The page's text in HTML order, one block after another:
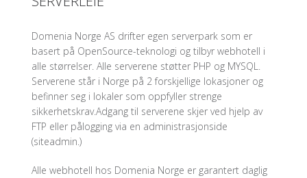
Domenia Norge AS drifter egen serverpark som er
basert på OpenSource-teknologi og tilbyr webhotell i
alle størrelser. Alle serverene støtter PHP og MYSQL.
Serverene står i Norge på 2 forskjellige lokasjoner og
befinner seg i lokaler som oppfyller strenge
sikkerhetskrav.Adgang til serverene skjer ved hjelp av
FTP eller pålogging via en administrasjonside
(siteadmin.)
Alle webhotell hos Domenia Norge er garantert daglig